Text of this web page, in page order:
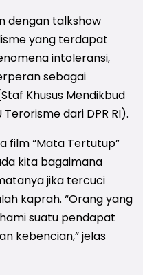
dengan talkshow
yang terdapat
intoleransi,
sebagai
Khusus Mendikbud
dari DPR RI).
film “Mata Tertutup”
kita bagaimana
jika tercuci
kaprah. “Orang yang
suatu pendapat
kebencian,” jelas